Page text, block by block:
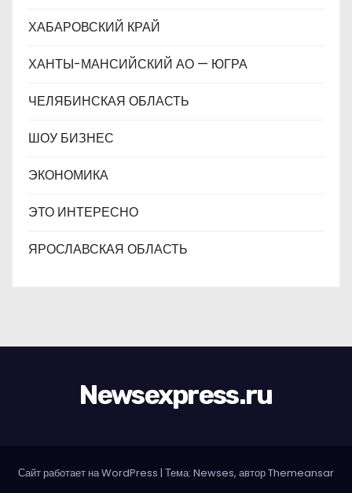
ХАБАРОВСКИЙ КРАЙ
ХАНТЫ-МАНСИЙСКИЙ АО — ЮГРА
ЧЕЛЯБИНСКАЯ ОБЛАСТЬ
ШОУ БИЗНЕС
ЭКОНОМИКА
ЭТО ИНТЕРЕСНО
ЯРОСЛАВСКАЯ ОБЛАСТЬ
Newsexpress.ru
Сайт работает на WordPress | Тема: Newses, авторThemeansar